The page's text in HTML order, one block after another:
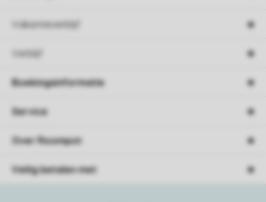
Vakantieverblijf
Verblijf
Boekingsinformatie
Service
Over Roompot
Veilig betalen met